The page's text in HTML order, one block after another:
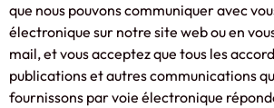
que nous pouvons communiquer avec
électronique sur notre site web ou en
mail, et vous acceptez que tous les
publications et autres communications
fournissons par voie électronique